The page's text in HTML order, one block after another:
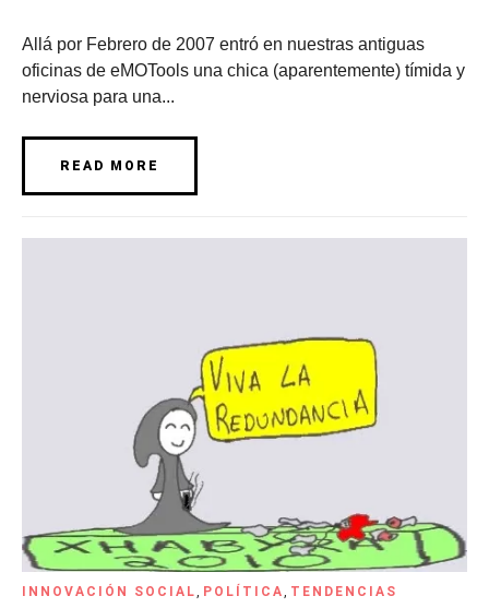
Allá por Febrero de 2007 entró en nuestras antiguas
oficinas de eMOTools una chica (aparentemente) tímida y
nerviosa para una...
READ MORE
INNOVACIÓN SOCIAL POLÍTICA TENDENCIAS